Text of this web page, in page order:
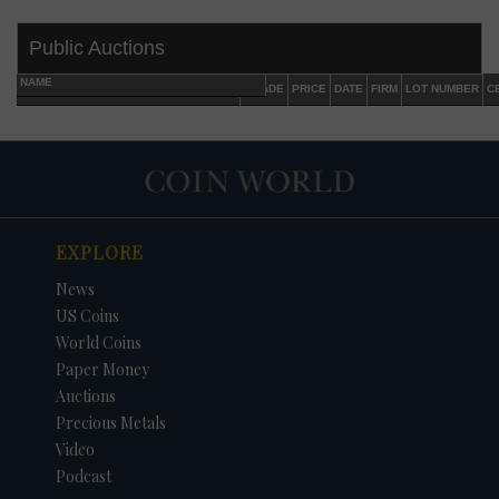
Public Auctions
NAME
GRADE PRICE DATE FIRM LOT NUMBER
EXPLORE
News
US Coins
World Coins
Paper Money
Auctions
Precious Metals
Video
Podcast